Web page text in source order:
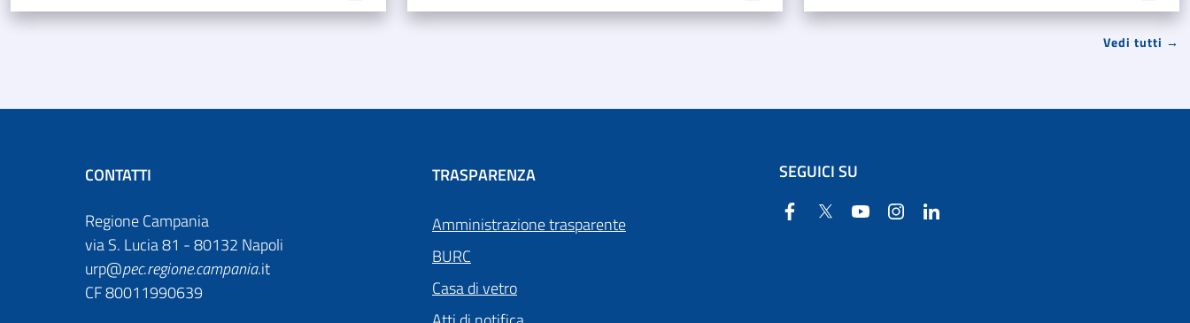
Vedi tutti →
CONTATTI
Regione Campania
via S. Lucia 81 - 80132 Napoli
urp@pec.regione.campania.it
CF 80011990639
TRASPARENZA
Amministrazione trasparente
BURC
Casa di vetro
SEGUICI SU
Facebook
Twitter YouTube Instagram